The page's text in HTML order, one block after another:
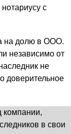
с
на долю в ООО.
независимо от
не
доверительное
компании,
в свои